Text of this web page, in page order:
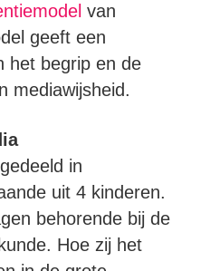
van
geeft een
het begrip en de
mediawijsheid.
in
uit 4 kinderen.
behorende bij de
Hoe zij het